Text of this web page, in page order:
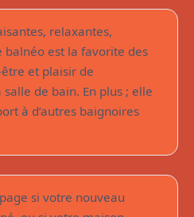
relaxantes,
est la favorite des
et plaisir de
salle de bain. En plus ; elle
à d’autres baignoires
: est-ce
si votre nouveau